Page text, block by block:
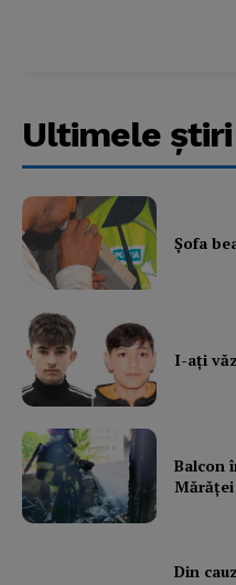
Ultimele ştiri
Şofa
I-aţi
Balcon
Mărăţei
Din